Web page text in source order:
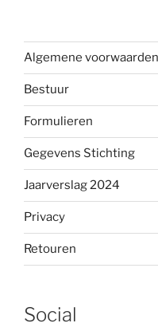
Algemene voorwaarden
Bestuur
Formulieren
Gegevens Stichting
Jaarverslag 2024
Privacy
Retouren
Social